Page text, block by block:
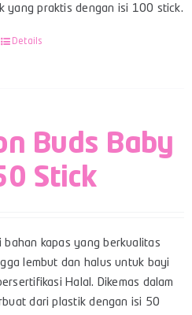
yang praktis dengan isi 100 stick.
Details
Buds Baby
Stick
bahan kapas yang berkualitas
lembut dan halus untuk bayi
Halal. Dikemas dalam
dari plastik dengan isi 50